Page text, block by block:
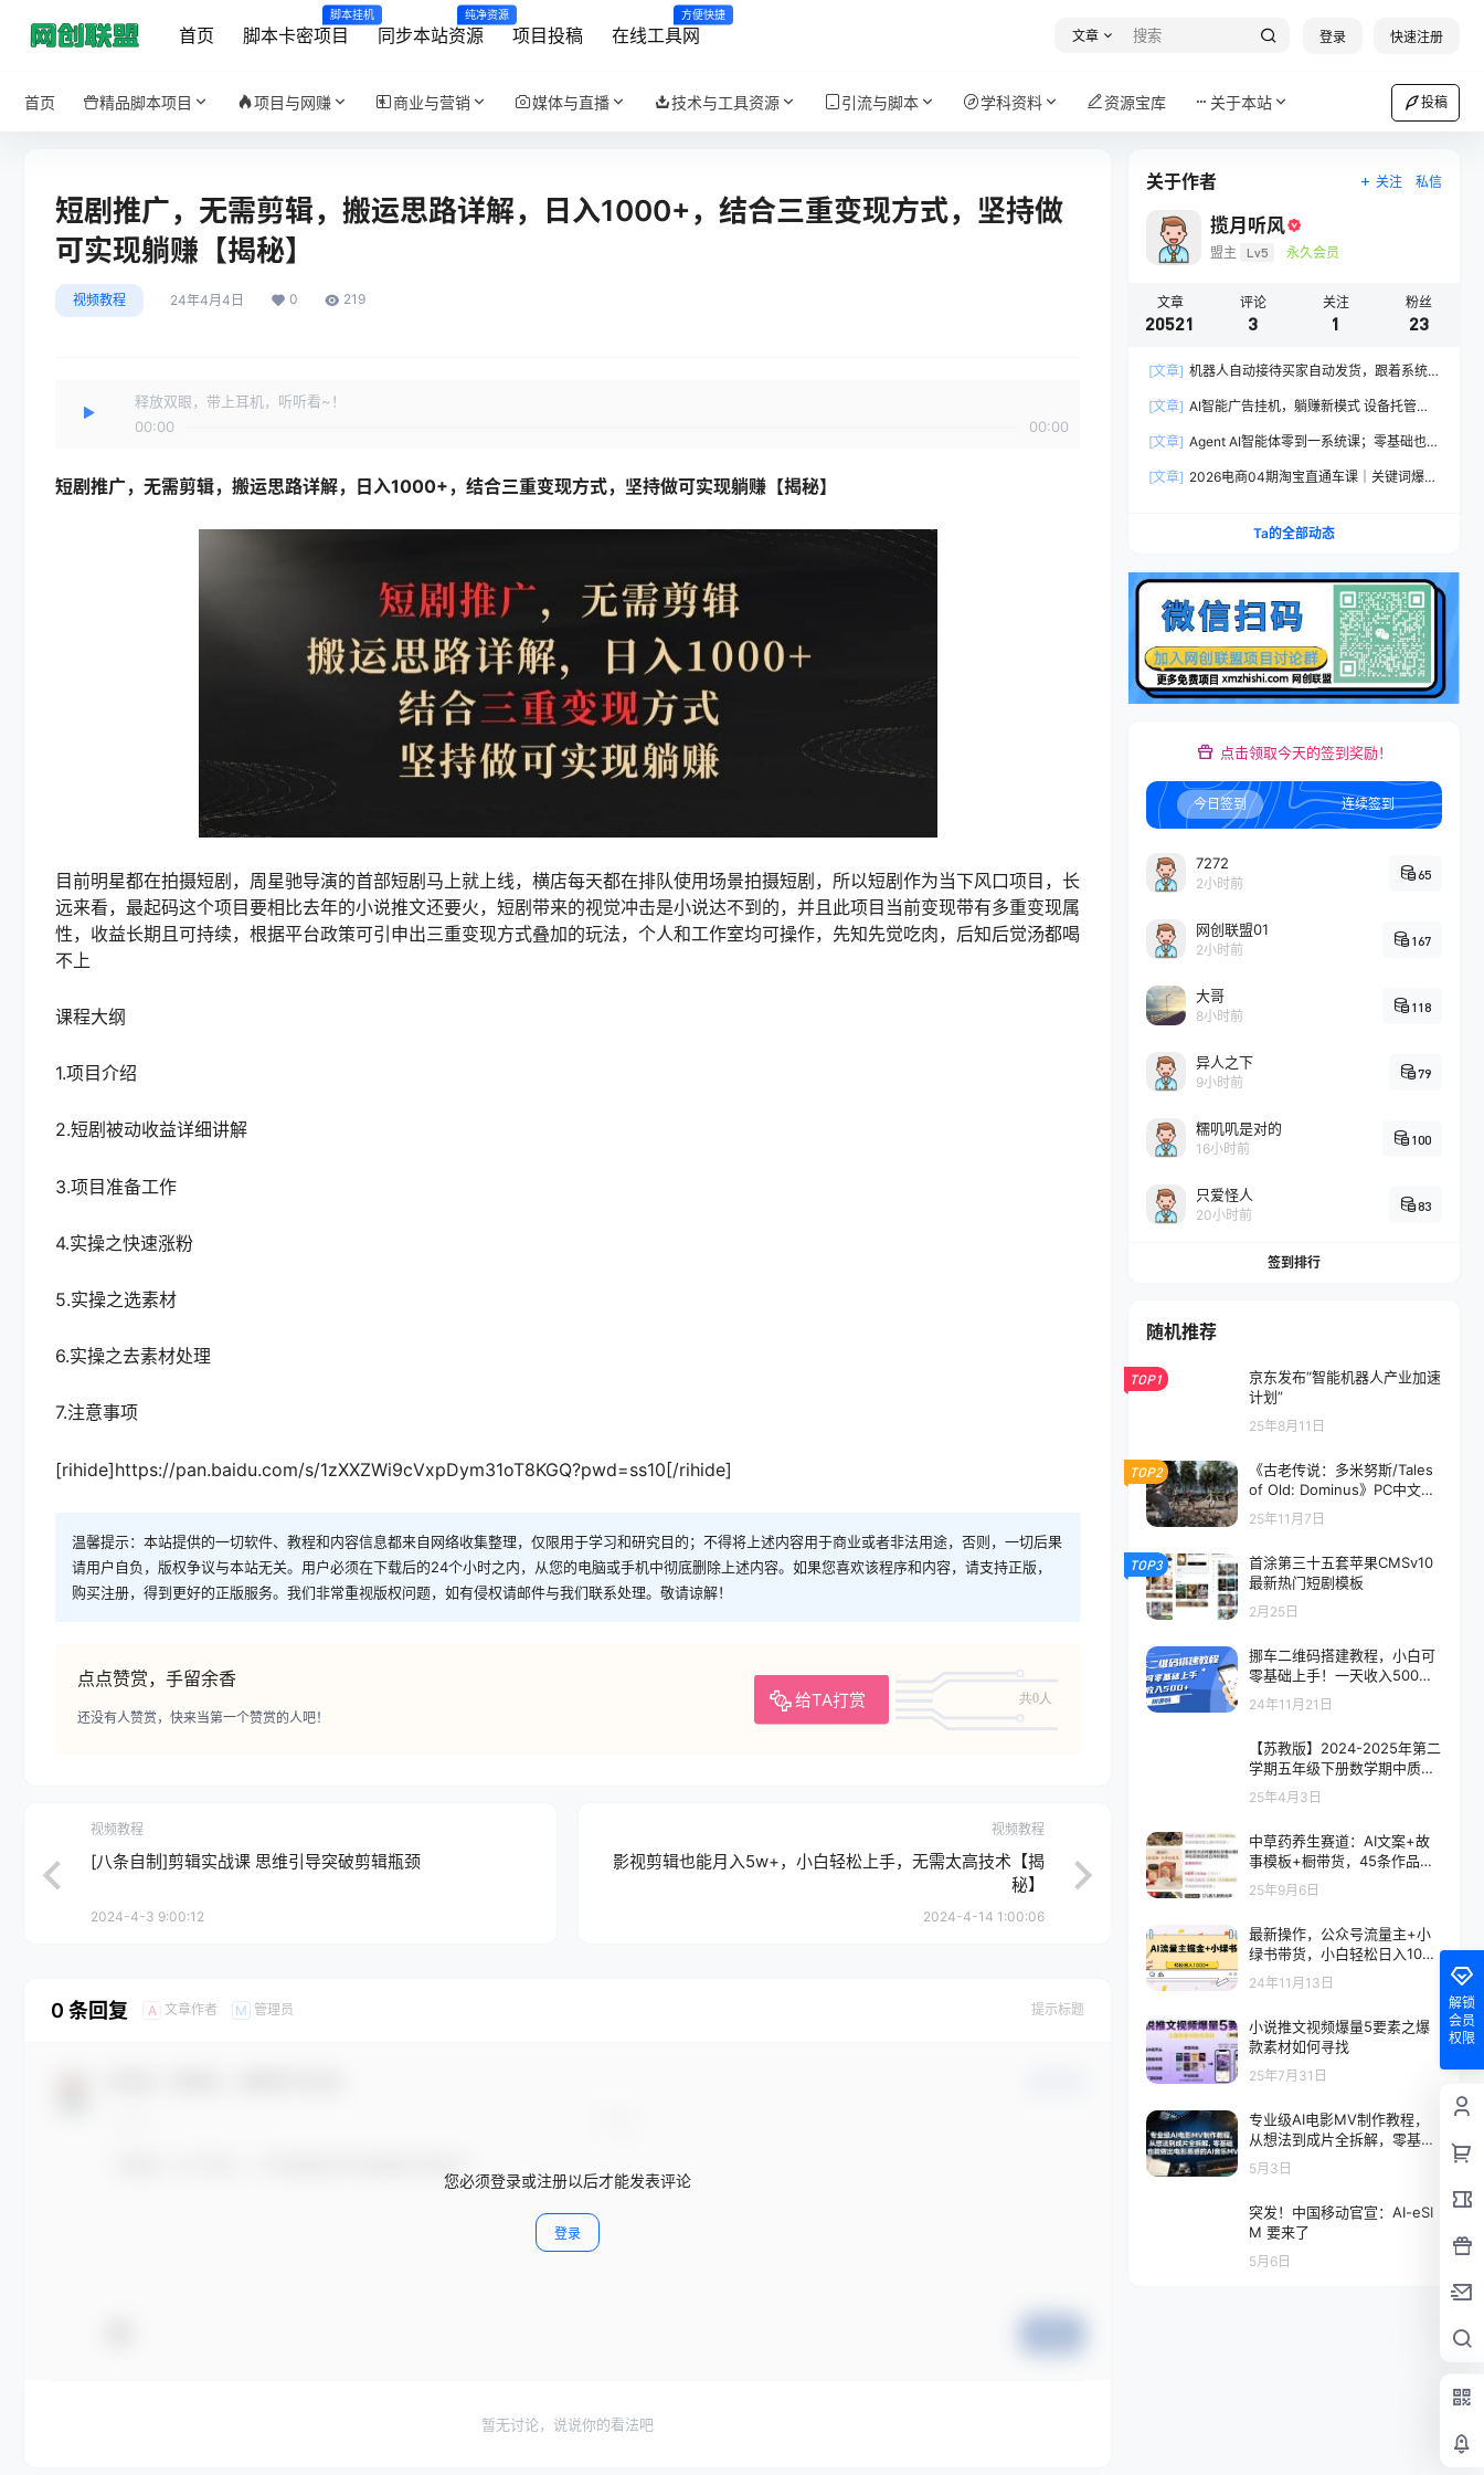
首页 脚本卡密项目
脚本挂机
同步本站资源
纯净资源
项目投稿 在线工具网
方便快捷
文章 登录 快速注册
首页 精品脚本项目 项目与网赚 商业与营销 媒体与直播 技术与工具资源 引流与脚本 学科资料 资源宝库 关于本站 投稿
短剧推广，无需剪辑，搬运思路详解，日入1000+，结合三重变现方式，坚持做
可实现躺赚【揭秘】
视频教程 24年4月4日 0 219
释放双眼，带上耳机，听听看~！
00:00
00:00
短剧推广，无需剪辑，搬运思路详解，日入1000+，结合三重变现方式，坚持做可实现躺赚【揭秘】
目前明星都在拍摄短剧，周星驰导演的首部短剧马上就上线，横店每天都在排队使用场景拍摄短剧，所以短剧作为当下风口项目，长
远来看，最起码这个项目要相比去年的小说推文还要火，短剧带来的视觉冲击是小说达不到的，并且此项目当前变现带有多重变现属
性，收益长期且可持续，根据平台政策可引申出三重变现方式叠加的玩法，个人和工作室均可操作，先知先觉吃肉，后知后觉汤都喝
不上
课程大纲
1.项目介绍
2.短剧被动收益详细讲解
3.项目准备工作
4.实操之快速涨粉
5.实操之选素材
6.实操之去素材处理
7.注意事项
[rihide]https://pan.baidu.com/s/1zXXZWi9cVxpDym31oT8KGQ?pwd=ss10[/rihide]
温馨提示：本站提供的一切软件、教程和内容信息都来自网络收集整理，仅限用于学习和研究目的；不得将上述内容用于商业或者非法用途，否则，一切后果
请用户自负，版权争议与本站无关。用户必须在下载后的24个小时之内，从您的电脑或手机中彻底删除上述内容。如果您喜欢该程序和内容，请支持正版，
购买注册，得到更好的正版服务。我们非常重视版权问题，如有侵权请邮件与我们联系处理。敬请谅解！
点点赞赏，手留余香
给TA打赏 共0人
还没有人赞赏，快来当第一个赞赏的人吧！
视频教程
[八条自制]剪辑实战课 思维引导突破剪辑瓶颈
2024-4-3 9:00:12
视频教程
影视剪辑也能月入5w+，小白轻松上手，无需太高技术【揭
秘】
2024-4-14 1:00:06
0 条回复 A 文章作者 M 管理员 提示标题
您必须登录或注册以后才能发表评论
登录
暂无讨论，说说你的看法吧
关于作者 关注 私信
揽月听风
盟主 Lv5 永久会员
文章
20521
评论
3
关注
1
粉丝
23
[文章] 机器人自动接待买家自动发货，跟着系统
[文章] AI智能广告挂机，躺赚新模式 设备托管运
[文章] Agent AI智能体零到一系统课；零基础也能
完整覆盖
[文章] 2026电商04期淘宝直通车课｜关键词爆打
Ta的全部动态
点击领取今天的签到奖励！
今日签到 连续签到
7272
2小时前
65
网创联盟01
2小时前
167
大哥
8小时前
118
异人之下
9小时前
79
糯叽叽是对的
16小时前
100
只爱怪人
20小时前
83
签到排行
随机推荐
TOP1
京东发布“智能机器人产业加速
计划”
25年8月11日
TOP2
《古老传说：多米努斯/Tales
of Old: Dominus》PC中文版
下载-含Build.20685943
25年11月7日
TOP3
首涂第三十五套苹果CMSv10
最新热门短剧模板
2月25日
挪车二维码搭建教程，小白可
零基础上手！一天收入500
+，(附源码
24年11月21日
【苏教版】2024-2025年第二
学期五年级下册数学期中质量
精编卷（带答题卡）
25年4月3日
中草药养生赛道：AI文案+故
事模板+橱带货，45条作品涨
粉13w+单月变现1万+
25年9月6日
最新操作，公众号流量主+小
绿书带货，小白轻松日入1000
24年11月13日
小说推文视频爆量5要素之爆
款素材如何寻找
25年7月31日
专业级AI电影MV制作教程，
从想法到成片全拆解，零基础
也能做出电影质感的AI音乐M
V
5月3日
突发！中国移动官宣：AI-eSI
M 要来了
5月6日
解锁
会员
权限